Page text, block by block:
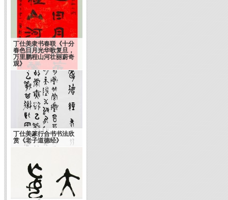
丁仕美隶书春联《十分
春色日月光华歌复旦，
万里鹏程山河壮丽蔚奇
观》
丁仕美篆行合书书法欣
赏《老子道德经》